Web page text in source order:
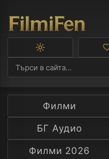
Превключване
тъмна
тема
Филми
БГ Аудио
Филми 2026